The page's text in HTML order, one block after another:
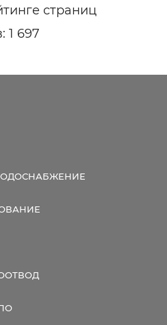
страниц
1 697